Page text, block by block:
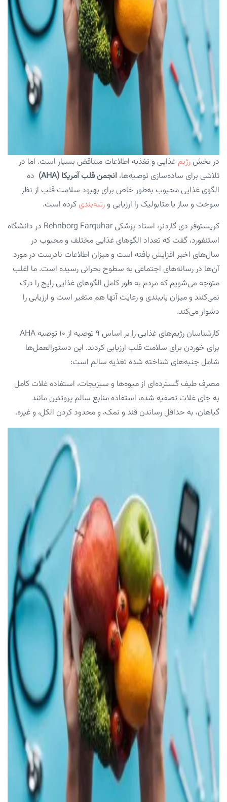
در بخش رژیم غذایی و تغذیه اطلاعات متناقض بسیار است. اما در
تلاشی برای ساده‌سازی توصیه‌ها، انجمن قلب آمریکا (AHA)
ده
الگوی غذایی محبوب به‌طور خاص برای بهبود سلامت قلب از نظر
سوخت و ساز یا متابولیک را ارزیابی و رتبه‌بندی کرده است.
کریستوفر دی گاردنر، استاد پزشکی Rehnborg Farquhar در دانشگاه
استنفورد، گفت که تعداد الگو‌های غذایی مختلف و محبوب در
سال‌های اخیر افزایش یافته است و میزان اطلاعات نادرست در مورد
آن‌ها در رسانه‌های اجتماعی به سطوح بحرانی رسیده است. ما اغلب
متوجه می‌شویم که مردم به طور کامل الگو‌های غذایی رایج را درک
نمی‌کنند و میزان پایبندی و رعایت آنها هم متغیر است و ارزیابی را
دشوار می‌کند.
کارشناسان رژیم‌های غذایی را بر اساس ۹ توصیه از ۱۰ توصیه AHA
برای خوردن برای سلامت قلب ارزیابی کردند. این دستورالعمل‌ها
شامل جنبه‌های شناخته شده تغذیه سالم است:
مصرف طیف گسترده‌ای از میوه‌ها و سبزیجات، استفاده غلات کامل
به جای غلات تصفیه شده، استفاده منابع سالم پروتئین مانند
گیاهان، به حداقل رساندن قند و نمک، و محدود کردن الکل، و غیره.